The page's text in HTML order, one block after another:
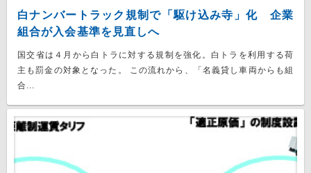
白ナンバートラック規制で「駆け込み寺」化 企業
組合が入会基準を見直しへ
国交省は４月から白トラに対する規制を強化。白トラを利用する荷
主も罰金の対象となった。 この流れから、「名義貸し車両からも組
合...